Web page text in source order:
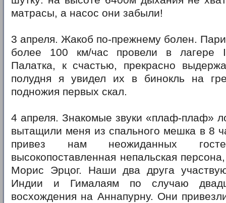
матрасы, а насос они забыли!
3 апреля. Жакоб по-прежнему болен.
более 100 км/час провели в лагере
Палатка, к счастью, прекрасно
полудня я увидел их в бинокль на
подножия первых скал.
4 апреля. Знакомые звуки «плаф-плаф»
вытащили меня из спального мешка в 8
привез нам неожиданных
высокопоставленная непальская
Морис Эрцог. Наши два друга
Индии и Гималаям по случаю
восхождения на Аннапурну. Они